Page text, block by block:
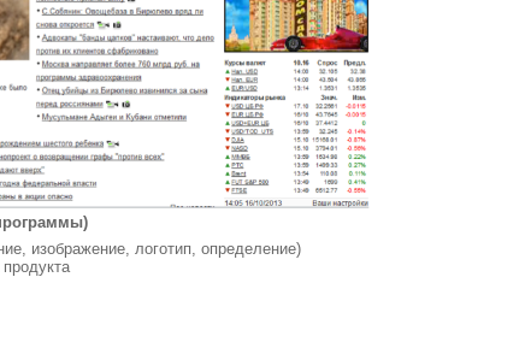
изображение, логотип, определение)